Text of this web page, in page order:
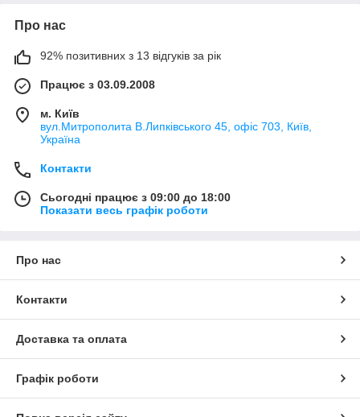
Про нас
92% позитивних з 13 відгуків за рік
Працює з 03.09.2008
м. Київ
вул.Митрополита В.Липківського 45, офіс 703, Київ,
Україна
Контакти
Сьогодні працює з 09:00 до 18:00
Показати весь графік роботи
Про нас
Контакти
Доставка та оплата
Графік роботи